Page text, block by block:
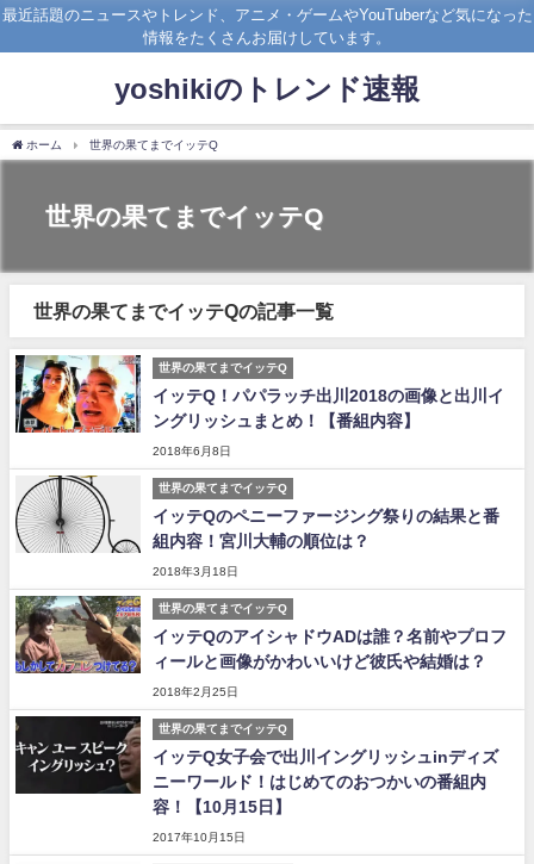
最近話題のニュースやトレンド、アニメ・ゲームやYouTuberなど気になった
情報をたくさんお届けしています。
yoshikiのトレンド速報
ホーム 世界の果てまでイッテQ
世界の果てまでイッテQ
世界の果てまでイッテQの記事一覧
世界の果てまでイッテQ
イッテQ！パパラッチ出川2018の画像と出川イ
ングリッシュまとめ！【番組内容】
2018年6月8日
世界の果てまでイッテQ
イッテQのペニーファージング祭りの結果と番
組内容！宮川大輔の順位は？
2018年3月18日
世界の果てまでイッテQ
イッテQのアイシャドウADは誰？名前やプロフ
ィールと画像がかわいいけど彼氏や結婚は？
2018年2月25日
世界の果てまでイッテQ
イッテQ女子会で出川イングリッシュinディズ
ニーワールド！はじめてのおつかいの番組内
容！【10月15日】
2017年10月15日